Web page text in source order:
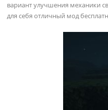
вариант улучшения механики
для себя отличный мод